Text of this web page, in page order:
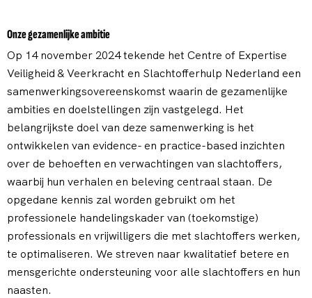
Onze gezamenlijke ambitie
Op 14 november 2024 tekende het Centre of Expertise
Veiligheid & Veerkracht en Slachtofferhulp Nederland een
samenwerkingsovereenskomst waarin de gezamenlijke
ambities en doelstellingen zijn vastgelegd. Het
belangrijkste doel van deze samenwerking is het
ontwikkelen van evidence- en practice-based inzichten
over de behoeften en verwachtingen van slachtoffers,
waarbij hun verhalen en beleving centraal staan. De
opgedane kennis zal worden gebruikt om het
professionele handelingskader van (toekomstige)
professionals en vrijwilligers die met slachtoffers werken,
te optimaliseren. We streven naar kwalitatief betere en
mensgerichte ondersteuning voor alle slachtoffers en hun
naasten.